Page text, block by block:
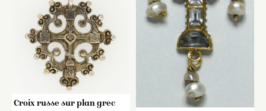
Croix russe sur plan grec